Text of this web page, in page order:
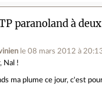
paranoland à
le 08 mars 2012 à
Nal !
ma plume ce jour, c'est